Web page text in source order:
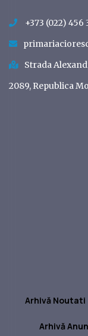
+373 (022) 456
Strada
2089, Republica
Arhivă Noutati
Arhivă